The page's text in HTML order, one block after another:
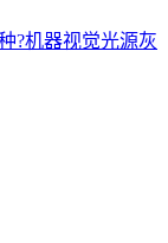
?机器视觉光源灰